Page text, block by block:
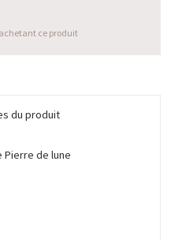
ce produit
du produit
Pierre de lune